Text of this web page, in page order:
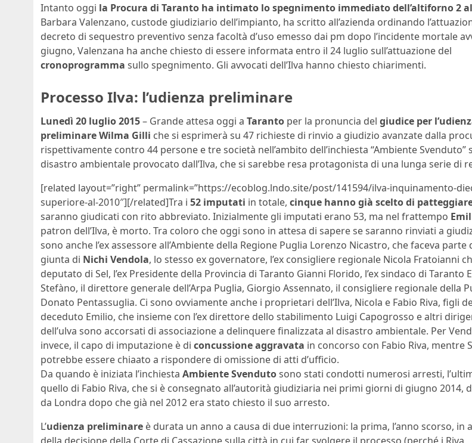
Intanto oggi la Procura di Taranto ha intimato lo spegnimento immediato dell’altiforno 2
Barbara Valenzano, custode giudiziario dell’impianto, ha scritto all’azienda ordinando
decreto di sequestro preventivo senza facoltà d’uso emesso dai pm dopo l’incidente mortale
giugno, Valenzana ha anche chiesto di essere informata entro il 24 luglio sull’attuazione del
cronoprogramma sullo spegnimento. Gli avvocati dell’Ilva hanno chiesto chiarimenti.
Processo Ilva: l’udienza preliminare
Lunedì 20 luglio 2015– Grande attesa oggi a Taranto per la pronuncia del giudice per
preliminare Wilma Gilli che si esprimerà su 47 richieste di rinvio a giudizio avanzate dalla
rispettivamente contro 44 persone e tre società nell’ambito dell’inchiesta “Ambiente Svenduto”
disastro ambientale provocato dall’Ilva, che si sarebbe resa protagonista di una lunga serie di
[related layout=”right” permalink=”https://ecoblog.lndo.site/post/141594/ilva-inquinamento-
superiore-al-2010″][/related]Tra i 52 imputati in totale, cinque hanno già scelto di
saranno giudicati con rito abbreviato. Inizialmente gli imputati erano 53, ma nel frattempo
patron dell’Ilva, è morto. Tra coloro che oggi sono in attesa di sapere se saranno rinviati a
sono anche l’ex assessore all’Ambiente della Regione Puglia Lorenzo Nicastro, che faceva parte
giunta di Nichi Vendola, lo stesso ex governatore, l’ex consigliere regionale Nicola Fratoianni
deputato di Sel, l’ex Presidente della Provincia di Taranto Gianni Florido, l’ex sindaco di Taranto
Stefàno, il direttore generale dell’Arpa Puglia, Giorgio Assennato, il consigliere regionale della
Donato Pentassuglia. Ci sono ovviamente anche i proprietari dell’Ilva, Nicola e Fabio Riva, figli
deceduto Emilio, che insieme con l’ex direttore dello stabilimento Luigi Capogrosso e altri
dell’ulva sono accorsati di associazione a delinquere finalizzata al disastro ambientale. Per
invece, il capo di imputazione è di concussione aggravata in concorso con Fabio Riva, mentre
potrebbe essere chiaato a rispondere di omissione di atti d’ufficio.
Da quando è iniziata l’inchiesta Ambiente Svendutosono stati condotti numerosi arresti,
quello di Fabio Riva, che si è consegnato all’autorità giudiziaria nei primi giorni di giugno 2014,
da Londra dopo che già nel 2012 era stato chiesto il suo arresto.
L’udienza preliminare è durata un anno a causa di due interruzioni: la prima, l’anno scorso, in
della decisione della Corte di Cassazione sulla città in cui far svolgere il processo (perché i Riva